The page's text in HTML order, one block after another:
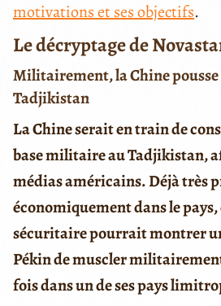
motivations et ses objectifs.
Le décryptage de
Militairement, la Chine pousse
Tadjikistan
La Chine serait en train de
base militaire au Tadjikistan,
médias américains. Déjà très
économiquement dans le
sécuritaire pourrait montrer
Pékin de muscler
fois dans un de ses pays